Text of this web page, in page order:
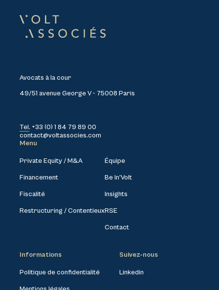
Avocats à la cour
49/51 avenue George V - 75008 Paris
Tel. +33 (0) 1 84 79 89 00
contact@voltassocies.com
Menu
Private Equity / M&A
Financement
Fiscalité
Restructuring / Contentieux
Équipe
Be In’Volt
Insights
RSE
Contact
Informations
Politique de confidentialité
Suivez-nous
Linkedin